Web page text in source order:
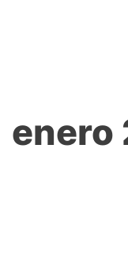
enero